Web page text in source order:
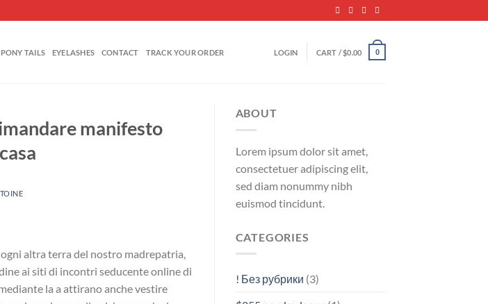
PONY TAILS EYELASHES CONTACT TRACK YOUR ORDER LOGIN CART /$0.00 0
manifesto
altra terra del nostro madrepatria,
ai siti di incontri seducente online di
la a attirano anche vestire
ABOUT
Lorem ipsum dolor sit amet,
consectetuer adipiscing elit,
sed diam nonummy nibh
euismod tincidunt.
CATEGORIES
! Без рубрики (3)